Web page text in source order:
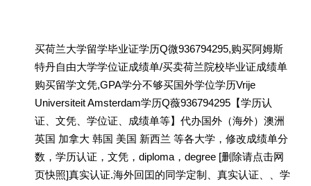
买荷兰大学留学毕业证学历Q微936794295,购买阿姆斯
特丹自由大学学位证成绩单/买卖荷兰院校毕业证成绩单
购买留学文凭,GPA学分不够买国外学位学历Vrije
Universiteit Amsterdam学历Q薇936794295【学历认
证、文凭、学位证、成绩单等】代办国外（海外）澳洲
英国 加拿大 韩国 美国 新西兰 等各大学，修改成绩单分
数，学历认证，文凭，diploma，degree [删除请点击网
页快照]真实认证.海外回囯的同学定制、真实认证、、学